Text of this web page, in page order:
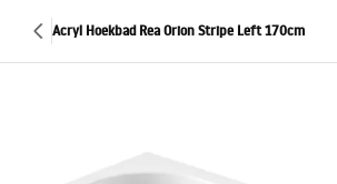
Acryl Hoekbad Rea Orion Stripe Left 170cm